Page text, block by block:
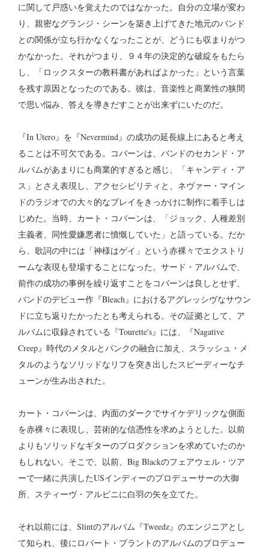
に関して戸惑いを覚えたのではなかった。自分の立場が変わ
り、親密なグランジ・シーンを築き上げてきた地元のバンド
との関係が立ち行かなくなったことが、どうにも収まりがつ
かなかった。それがつまり、９４年の決定的な破綻をもたら
し、「ロックスターの教科書があればよかった」という言葉
を残す原因となったのである。彼は、音楽性と商業性の狭間
で思い悩み、答えを導きだすことが出来ずにいたのだ。
『In Utero』を『Nevermind』の成功の延長線上にあると考え
ることは不可欠である。コバーンは、バンドのセカンド・ア
ルバムがあまりにも商業的すぎると感じ、「キャンディ・ア
ス」とさえ表現し、アクセシビリティと、ネヴァー・マイン
ドのラジオでの大々的なプレイをきっかけに制作に着手しは
じめた。当時、カート・コバーンは、「ジョック、人種差別
主義者、同性愛嫌悪者に憤慨していた」と語っている。だか
ら、歌詞の中には「神様はゲイ」という赤裸々でエクストリ
ームな表現も登場することになった。サード・アルバムで、
前作の成功の事例を繰り返すことをコバーンは良しとせず、
バンドのデビュー作『Bleach』におけるアグレッシヴなサウン
ドに立ち返りたかったとも考えられる。その証拠として、ア
ルバムに収録されている『Tourette's』には、『Nagative
Creep』時代のメタルとパンクの融合に加え、スラッシュ・メ
タルのようなソリッドなリフを突き出したスピーディーなチ
ューンが生み出された。
カート・コバーンは、内面のダークでサイケデリックな側面
を赤裸々に表現し、芸術的な信憑性を求めようとした。以前
よりもソリッドなギターのプロダクションを求めていたのか
もしれない。そこで、以前、Big Blackのフェアウェル・ツア
ーで一緒に共演したUSインディーのプロデューサーの大御
所、スティーヴ・アルビニに白羽の矢を立てた。
それ以前には、Slintのアルバム『Tweedz』のエンジニアとし
て知られ、後にロバート・プラントのアルバムのプロデュー